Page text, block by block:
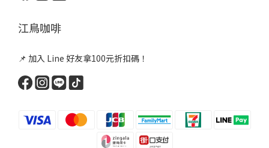
江鳥咖啡
📌 加入 Line 好友拿100元折扣碼！